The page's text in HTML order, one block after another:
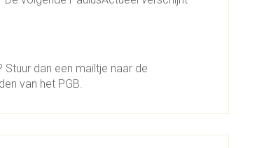
dan een mailtje naar de
van het PGB.